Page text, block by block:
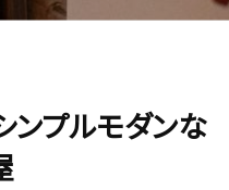
ンプルモダンな